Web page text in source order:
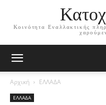
Κοινότητα Εναλλακτικής
Αρχική ΕΛΛΑΔΑ
ΕΛΛΑΔΑ